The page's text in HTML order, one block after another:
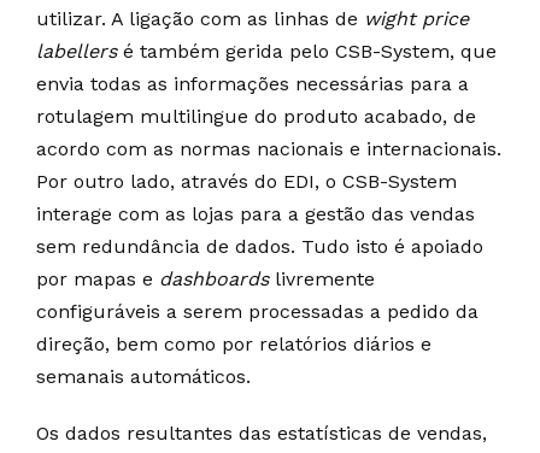
utilizar. A ligação com as linhas de wight price
labellersé também gerida pelo CSB-System, que
envia todas as informações necessárias para a
rotulagem multilingue do produto acabado, de
acordo com as normas nacionais e internacionais.
Por outro lado, através do EDI, o CSB-System
interage com as lojas para a gestão das vendas
sem redundância de dados. Tudo isto é apoiado
por mapas e dashboards livremente
configuráveis a serem processadas a pedido da
direção, bem como por relatórios diários e
semanais automáticos.
Os dados resultantes das estatísticas de vendas,